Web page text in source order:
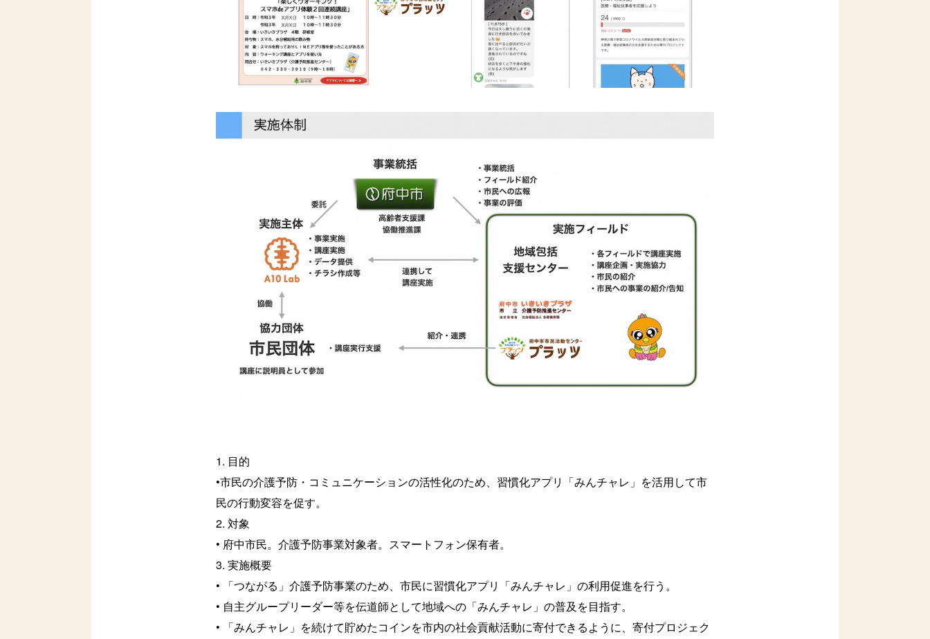
1. 目的
•市民の介護予防・コミュニケーションの活性化のため、習慣化アプリ「みんチャレ」を活用して市
民の行動変容を促す。
2. 対象
• 府中市民。介護予防事業対象者。スマートフォン保有者。
3. 実施概要
• 「つながる」介護予防事業のため、市民に習慣化アプリ「みんチャレ」の利用促進を行う。
• 自主グループリーダー等を伝道師として地域への「みんチャレ」の普及を目指す。
• 「みんチャレ」を続けて貯めたコインを市内の社会貢献活動に寄付できるように、寄付プロジェク